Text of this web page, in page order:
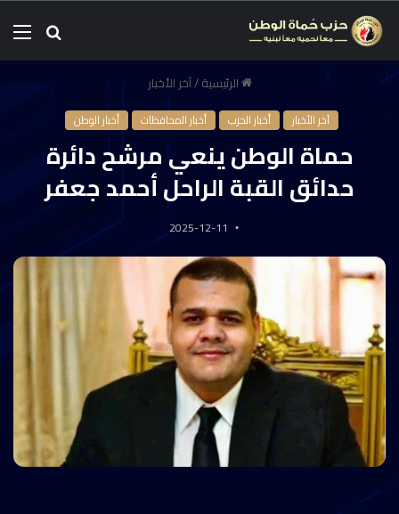
الرئيسية/آخر الأخبار
آخر الأخبار أخبار الحزب أخبار المحافظات أخبار الوطن
حماة الوطن ينعي مرشح دائرة
حدائق القبة الراحل أحمد جعفر
2025-12-11